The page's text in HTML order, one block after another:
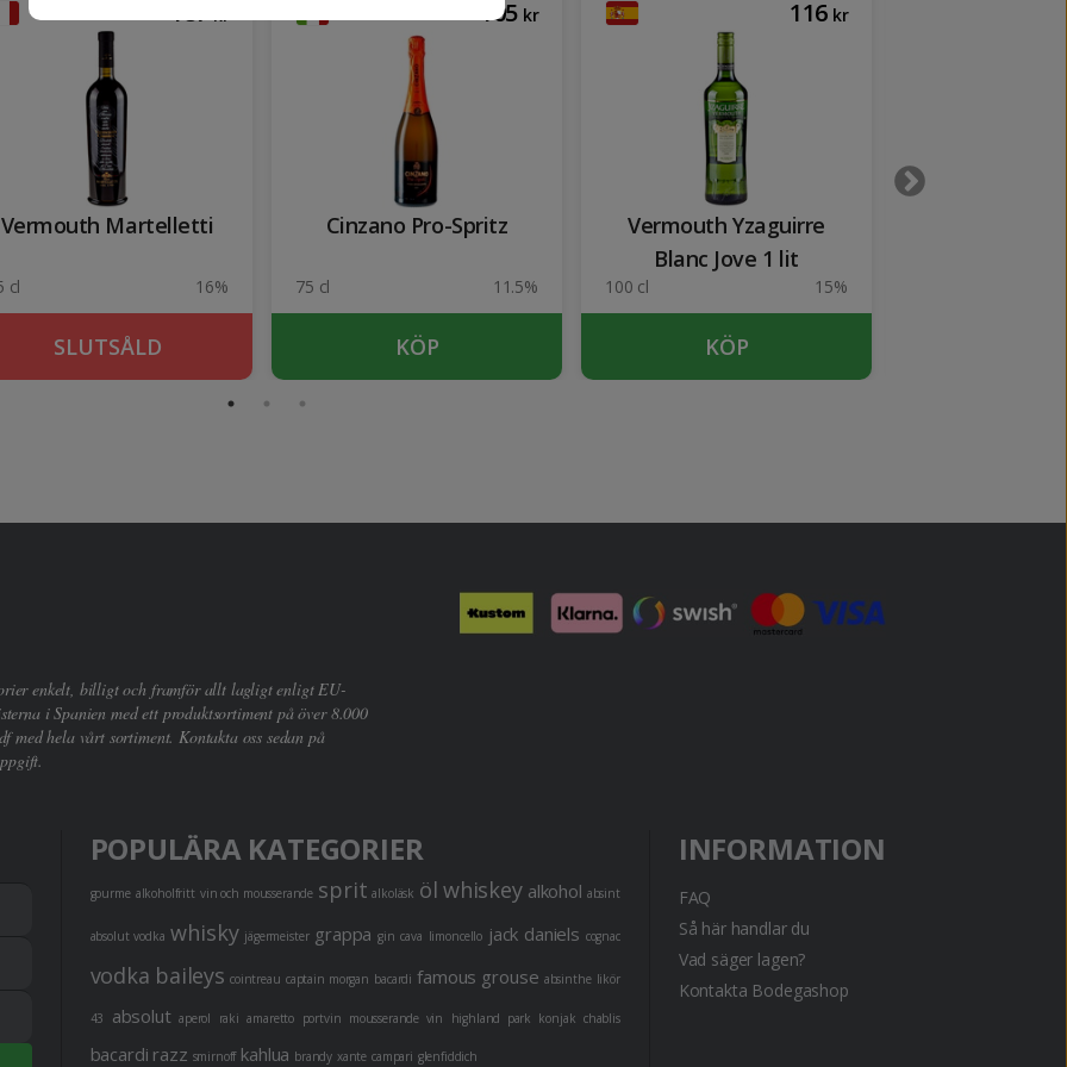
187kr
Vermouth Martelletti
cl 16%
SLUTSÅLD
105 kr
Cinzano Pro-Spritz
75 cl 11.5%
KÖP
116 kr
Vermouth Yzaguirre
Blanc Jove 1 lit
100 cl 15%
KÖP
enkelt, billigt och framför allt lagligt enligt EU-
i Spanien med ett produktsortiment på över 8.000
hela vårt sortiment. Kontakta oss sedan på
POPULÄRA KATEGORIER
gourme alkoholfritt vin och mousserande sprit alkoläsk öl whiskey alkohol absint
absolut vodka whisky jägermeister grappa gin cava limoncello jack daniels cognac
vodka baileys cointreau captain morgan bacardi famous grouse absinthe likör
43 absolut aperol raki amaretto portvin mousserande vin highland park konjak chablis
bacardi razz smirnoff kahlua brandy xante campari glenfiddich
INFORMATION
FAQ
Så här handlar du
Vad säger lagen?
Kontakta Bodegashop